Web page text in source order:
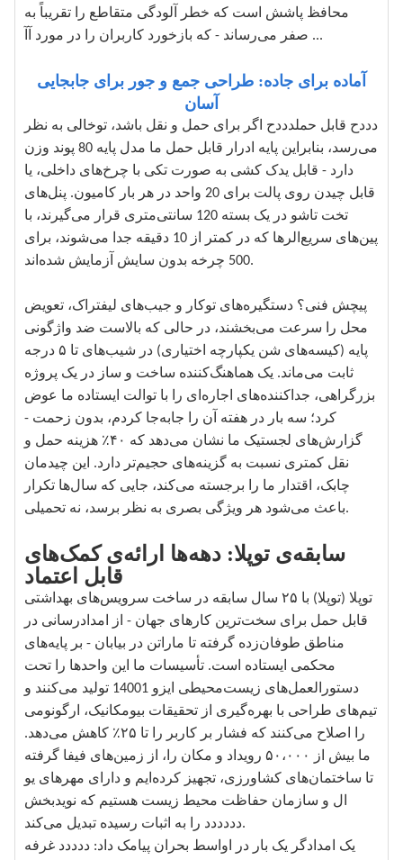
محافظ پاشش است که خطر آلودگی متقاطع را تقریباً به
صفر می‌رساند - که بازخورد کاربران را در مورد آآ ...
آماده برای جاده: طراحی جمع و جور برای جابجایی
آسان
دددح قابل حملدددح اگر برای حمل و نقل باشد، توخالی به نظر
می‌رسد، بنابراین پایه ادرار قابل حمل ما مدل پایه 80 پوند وزن
دارد - قابل یدک کشی به صورت تکی با چرخ‌های داخلی، یا
قابل چیدن روی پالت برای 20 واحد در هر بار کامیون. پنل‌های
تخت تاشو در یک بسته 120 سانتی‌متری قرار می‌گیرند، با
پین‌های سریع‌الرها که در کمتر از 10 دقیقه جدا می‌شوند، برای
500 چرخه بدون سایش آزمایش شده‌اند.
پیچش فنی؟ دستگیره‌های توکار و جیب‌های لیفتراک، تعویض
محل را سرعت می‌بخشند، در حالی که بالاست ضد واژگونی
پایه (کیسه‌های شن یکپارچه اختیاری) در شیب‌های تا ۵ درجه
ثابت می‌ماند. یک هماهنگ‌کننده ساخت و ساز در یک پروژه
بزرگراهی، جداکننده‌های اجاره‌ای را با توالت ایستاده ما عوض
کرد؛ سه بار در هفته آن را جابه‌جا کردم، بدون زحمت -
گزارش‌های لجستیک ما نشان می‌دهد که ۴۰٪ هزینه حمل و
نقل کمتری نسبت به گزینه‌های حجیم‌تر دارد. این چیدمان
چابک، اقتدار ما را برجسته می‌کند، جایی که سال‌ها تکرار
باعث می‌شود هر ویژگی بصری به نظر برسد، نه تحمیلی.
سابقه‌ی توپلا: دهه‌ها ارائه‌ی کمک‌های
قابل اعتماد
توپلا (توپلا) با ۲۵ سال سابقه در ساخت سرویس‌های بهداشتی
قابل حمل برای سخت‌ترین کارهای جهان - از امدادرسانی در
مناطق طوفان‌زده گرفته تا ماراتن در بیابان - بر پایه‌های
محکمی ایستاده است. تأسیسات ما این واحدها را تحت
دستورالعمل‌های زیست‌محیطی ایزو 14001 تولید می‌کنند و
تیم‌های طراحی با بهره‌گیری از تحقیقات بیومکانیک، ارگونومی
را اصلاح می‌کنند که فشار بر کاربر را تا ۲۵٪ کاهش می‌دهد.
ما بیش از ۵۰،۰۰۰ رویداد و مکان را، از زمین‌های فیفا گرفته
تا ساختمان‌های کشاورزی، تجهیز کرده‌ایم و دارای مهرهای یو
ال و سازمان حفاظت محیط زیست هستیم که نویدبخش
دددددد را به اثبات رسیده تبدیل می‌کند.
یک امدادگر یک بار در اواسط بحران پیامک داد: ددددد غرفه